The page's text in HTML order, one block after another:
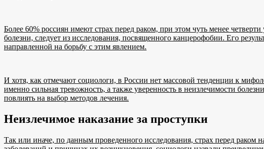
Более 60% россиян имеют страх перед раком, при этом чуть менее
болезни, следует из исследования, посвященного канцерофобии. Его
направленной на борьбу с этим явлением.
И хотя, как отмечают социологи, в России нет массовой тенденции к
именно сильная тревожность, а также уверенность в неизлечимости
повлиять на выбор методов лечения.
Неизлечимое наказание за проступки
Так или иначе, по данным проведенного исследования, страх перед раком